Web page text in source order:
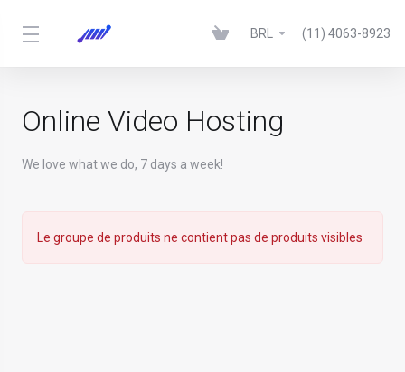
BRL (11) 4063-8923
Online Video Hosting
We love what we do, 7 days a week!
Le groupe de produits ne contient pas de produits visibles